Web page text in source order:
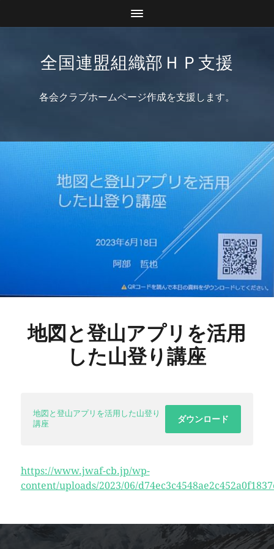
全国連盟組織部ＨＰ支援
各会クラブホームページ作成を支援します。
地図と登山アプリを活用
した山登り講座
地図と登山アプリを活用した山登り
講座
ダウンロード
https://www.jwaf-cb.jp/wp-
content/uploads/2023/06/